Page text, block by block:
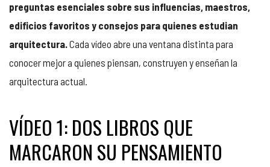
preguntas esenciales sobre sus influencias, maestros,
edificios favoritos y consejos para quienes estudian
arquitectura.Cada vídeo abre una ventana distinta para
conocer mejor a quienes piensan, construyen y enseñan la
arquitectura actual.
VÍDEO 1: DOS LIBROS QUE
MARCARON SU PENSAMIENTO